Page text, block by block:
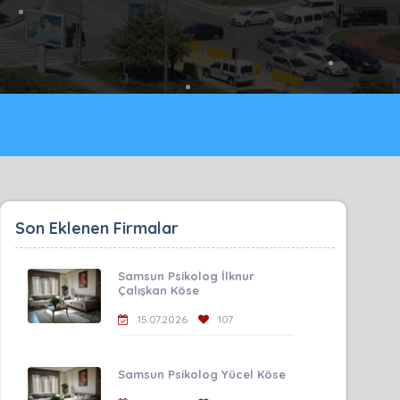
Son Eklenen Firmalar
Samsun Psikolog İlknur
Çalışkan Köse
15.07.2026 107
Samsun Psikolog Yücel Köse